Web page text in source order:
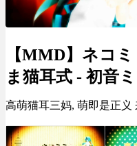
【MMD】ネコ
ま猫耳式 - 初音ミ
高萌猫耳三妈, 萌即是正义